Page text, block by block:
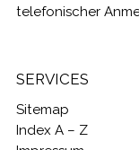
telefonischer
SERVICES
Sitemap
Index A – Z